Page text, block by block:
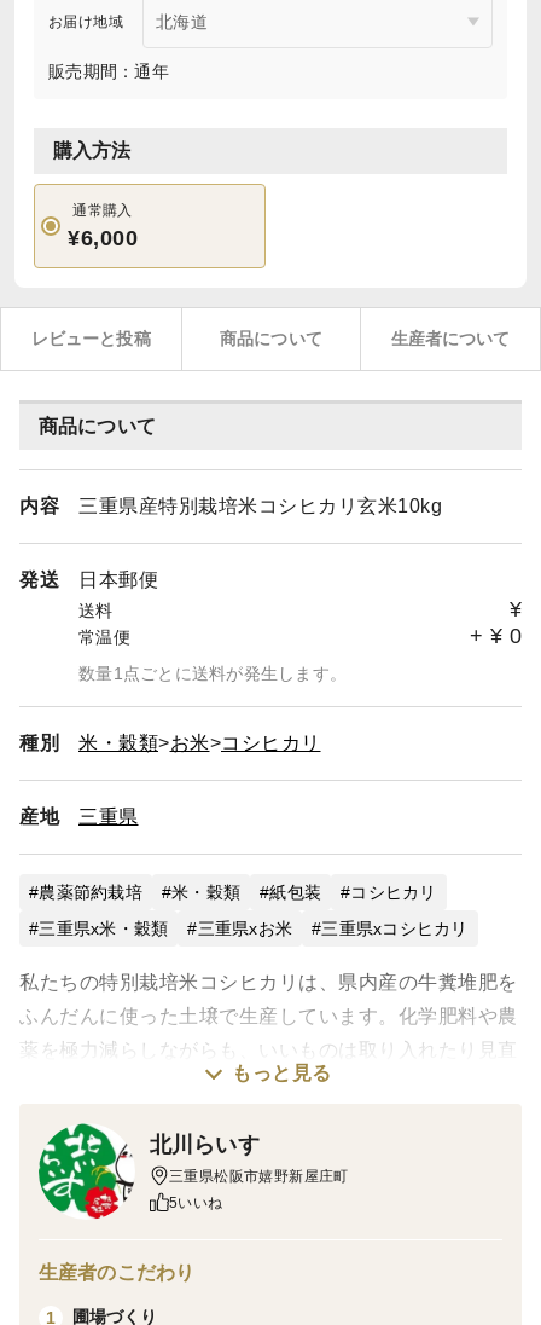
お届け地域
販売期間：通年
購入方法
通常購入
¥6,000
レビューと投稿 商品について 生産者について
商品について
内容 三重県産特別栽培米コシヒカリ玄米10kg
発送 日本郵便
送料 ¥
常温便 + ¥ 0
数量1点ごとに送料が発生します。
種別 米・穀類 お米 コシヒカリ
産地 三重県
農薬節約栽培 米・穀類 紙包装
コシヒカリ
三重県x米・穀類
三重県xお米 三重県xコシヒカリ
私たちの特別栽培米コシヒカリは、県内産の牛糞堆肥を
ふんだんに使った土壌で生産しています。化学肥料や農
薬を極力減らしながらも、いいものは取り入れたり見直
したり、よりよい品質になるよう努めています。
節減対象化学肥料(窒素成分)：当地比５割減
7年度産は株式会社サタケ様の食味評価においてGOLD
もっと見る
北川らいす
三重県松阪市嬉野新屋庄町
5いいね
生産者のこだわり
1 圃場づくり